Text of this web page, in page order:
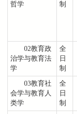
哲学
制
02教育政
治学与教育法
学
全
日
制
03教育社
会学与教育人
类学
全
日
制